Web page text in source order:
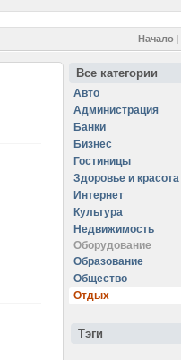
Начало |
Все категории
Авто
Администрация
Банки
Бизнес
Гостиницы
Здоровье и красота
Интернет
Культура
Недвижимость
Оборудование
Образование
Общество
Отдых
Тэги